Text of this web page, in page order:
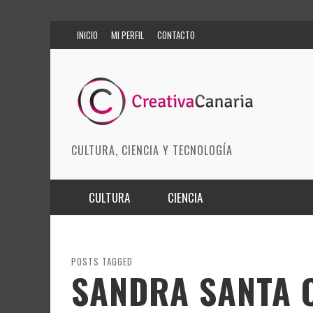
INICIO MI PERFIL CONTACTO
CULTURA, CIENCIA Y TECNOLOGÍA
CULTURA
ARTES ESCÉNICAS
MODA
CIENCIA
INNOVACIÓN
CIENCIAS DE LA TIERRA
POSTS TAGGED
SANDRA SANTA